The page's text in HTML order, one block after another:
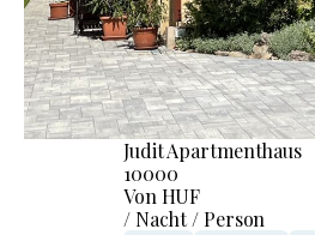
Judit Apartmenthaus
10000
Von HUF
/ Nacht / Person